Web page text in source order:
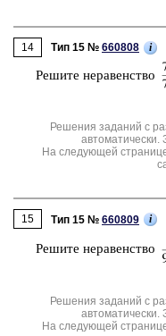
14 Тип 15 № 660808 i
Ре­ши­те не­ра­вен­ство
Решения заданий с
На следующей
15 Тип 15 № 660809 i
Ре­ши­те не­ра­вен­ство
Решения заданий с
На следующей